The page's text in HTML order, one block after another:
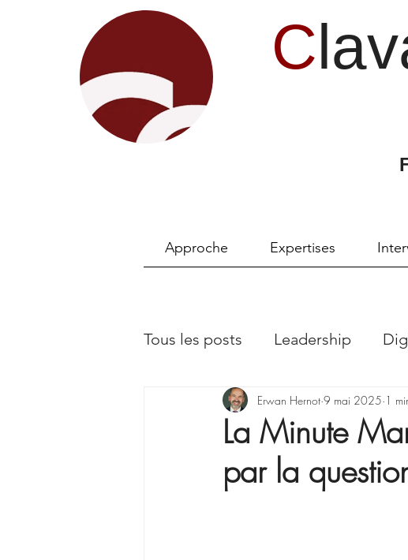
C
Approche Expertises
Tous les posts Leadership
X raisons pour ... Learning &
La Minute Management
La Minute
par la
Erwan Hernot 9 mai 2025 1